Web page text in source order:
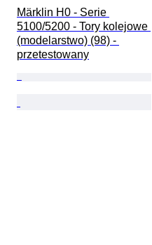
Märklin H0 - Serie
5100/5200 - Tory kolejowe
(modelarstwo) (98) -
przetestowany